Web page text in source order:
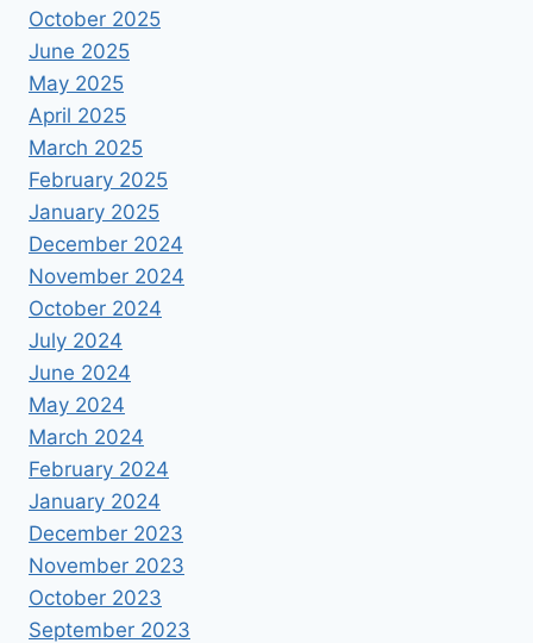
October 2025
June 2025
May 2025
April 2025
March 2025
February 2025
January 2025
December 2024
November 2024
October 2024
July 2024
June 2024
May 2024
March 2024
February 2024
January 2024
December 2023
November 2023
October 2023
September 2023